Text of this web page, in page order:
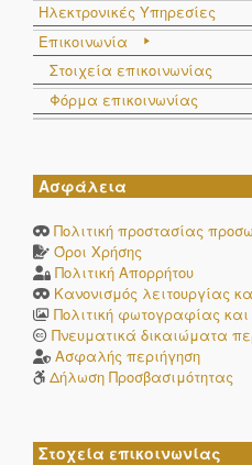
Ηλεκτρονικές Υπηρεσίες
Επικοινωνία
Στοιχεία επικοινωνίας
Φόρμα επικοινωνίας
Ασφάλεια
Πολιτική προστασίας
Όροι Χρήσης
Πολιτική Απορρήτου
Κανονισμός λειτουργίας
Πολιτική φωτογραφίας και
Πνευματικά δικαιώματα
Ασφαλής περιήγηση
Δήλωση Προσβασιμότητας
Στοχεία επικοινωνίας